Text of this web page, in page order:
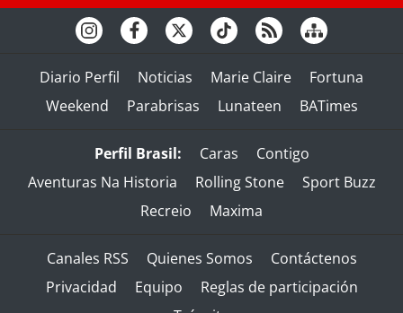
Diario Perfil Noticias Marie Claire
Fortuna
Weekend
Parabrisas Lunateen BATimes
Perfil Brasil: Caras
Contigo
Aventuras Na Historia
Rolling Stone
Sport Buzz
Recreio
Maxima
Canales RSS Quienes Somos
Contáctenos
Privacidad
Equipo
Reglas de participación